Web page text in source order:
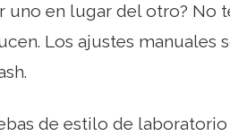
uno en lugar del otro? No
Los ajustes manuales
de estilo de laboratorio